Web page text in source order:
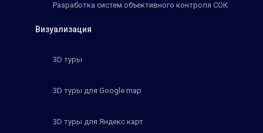
Разработка систем объективного контроля СОК
Визуализация
3D туры
3D туры для Google map
3D туры для Яндекс карт